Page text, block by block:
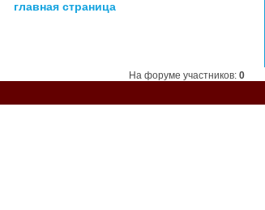
главная страница
На форуме участников: 0